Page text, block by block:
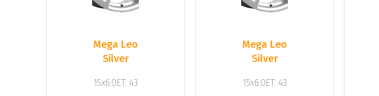
Mega Leo
Silver
15x6.0ET: 43
Mega Leo
Silver
15x6.0ET: 43